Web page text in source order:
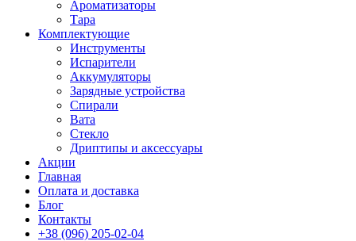
Ароматизаторы
Тара
Комплектующие
Инструменты
Испарители
Аккумуляторы
Зарядные устройства
Спирали
Вата
Стекло
Дриптипы и аксессуары
Акции
Главная
Оплата и доставка
Блог
Контакты
+38 (096) 205-02-04